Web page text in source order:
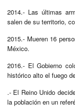
2014.- Las últimas
salen de su territorio,
2015.- Mueren 16
México.
2016.- El Gobierno
histórico alto el fuego
.- El Reino Unido
la población en un